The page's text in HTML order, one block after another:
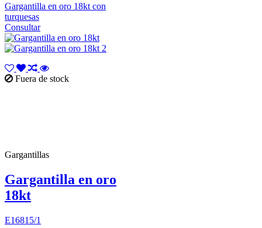
Gargantilla en oro 18kt con
turquesas
Consultar
Fuera de stock
Gargantillas
Gargantilla en oro
18kt
E16815/1